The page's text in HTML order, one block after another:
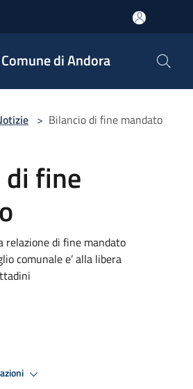
Comune di Andora
> Bilancio di fine mandato
di fine
relazione di fine mandato
comunale e’ alla libera